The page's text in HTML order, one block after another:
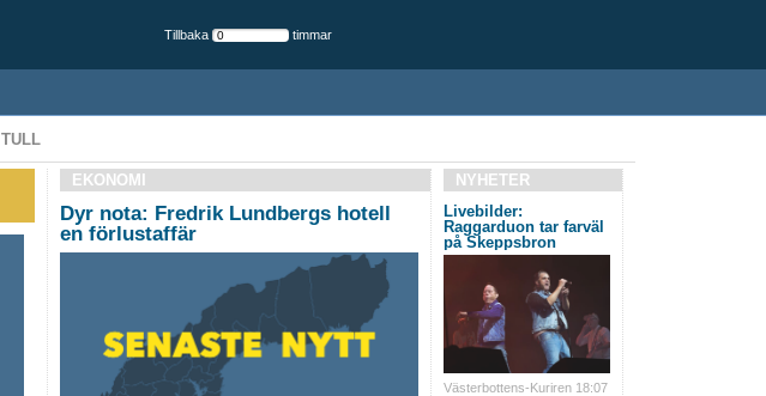
Tillbaka timmar
TULL
EKONOMI
Dyr nota: Fredrik Lundbergs hotell
en förlustaffär
NYHETER
Livebilder:
Raggarduon tar farväl
på Skeppsbron
Västerbottens-Kuriren 18:07